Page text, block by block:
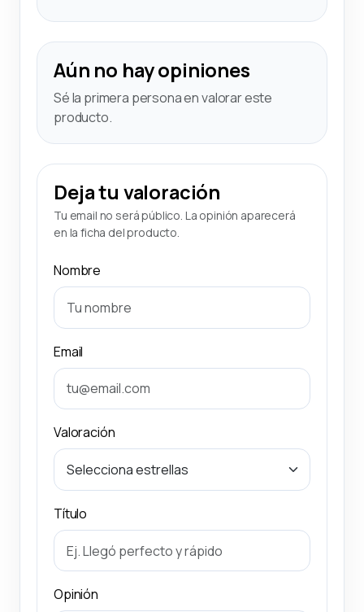
Aún no hay opiniones
Sé la primera persona en valorar este
producto.
Deja tu valoración
Tu email no será público. La opinión aparecerá
en la ficha del producto.
Nombre
Email
Valoración
Título
Opinión